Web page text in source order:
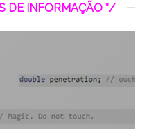
DE INFORMAÇÃO */